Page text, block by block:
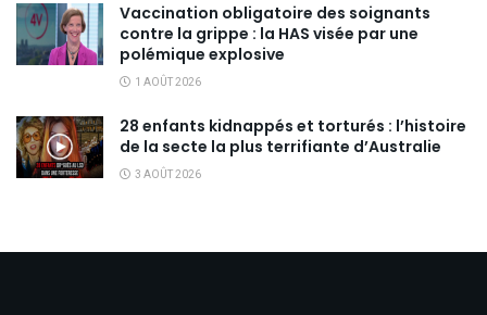
Vaccination obligatoire des soignants
contre la grippe : la HAS visée par une
polémique explosive
1 AOÛT 2026
28 enfants kidnappés et torturés : l’histoire
de la secte la plus terrifiante d’Australie
3 AOÛT 2026